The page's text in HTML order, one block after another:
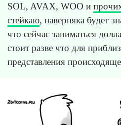
SOL, AVAX, WOO и
стейкаю, наверняка будет
что сейчас заниматься
стоит разве что для
представления